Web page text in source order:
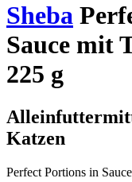
Sheba
Sauce mit
225 g
Katzen
Perfect Portions in